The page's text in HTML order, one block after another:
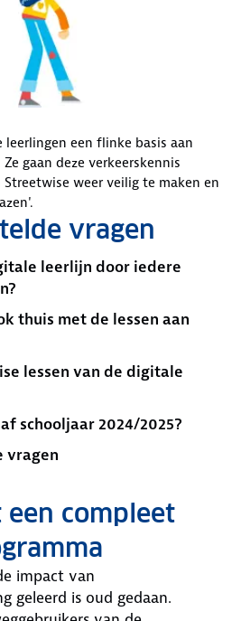
leerlingen een flinke basis aan
gaan deze verkeerskennis
weer veilig te maken en
vragen
leerlijn door iedere
thuis met de lessen aan
lessen van de digitale
schooljaar 2024/2025?
vragen
compleet
impact van
geleerd is oud gedaan.